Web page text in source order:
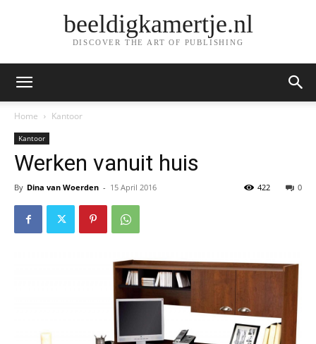
beeldigkamertje.nl
DISCOVER THE ART OF PUBLISHING
Home Kantoor
Kantoor
Werken vanuit huis
By Dina van Woerden - 15 April 2016 0
422